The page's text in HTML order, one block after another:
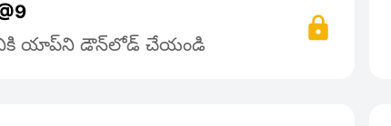
యాప్‌ని డౌన్‌లోడ్ చేయండి